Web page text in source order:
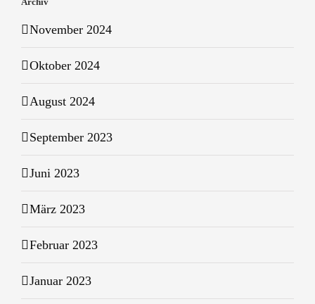
November 2024
Oktober 2024
August 2024
September 2023
Juni 2023
März 2023
Februar 2023
Januar 2023